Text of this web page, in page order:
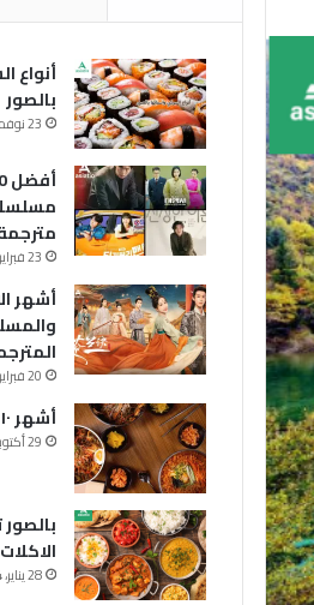
أنواع
بالصور
23 نوفمبر، 2023
23 فبراير، 2024
أشهر
20 فبراير، 2024
أشهر ١٠ اطباق كورية
29 أكتوبر، 2023
28 يناير، 2024